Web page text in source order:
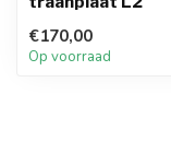
€170,00
Op voorraad